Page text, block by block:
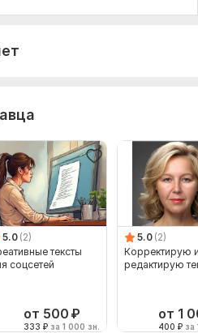
5.0 (2)
тексты
соцсетей
от 500 ₽
333 ₽ за 1 000 зн.
5.0 (2)
Корректирую
редактирую
от 1
400 ₽ за